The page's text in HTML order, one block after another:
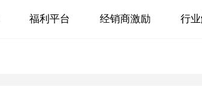
福利平台 经销商激励 行